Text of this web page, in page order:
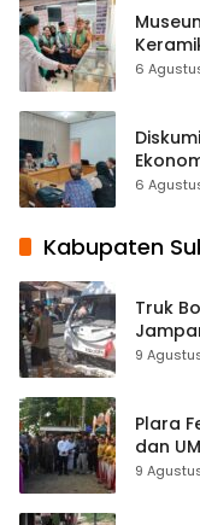
6
6
Kabupaten
Truk
Titik
9
Plara
dan
9